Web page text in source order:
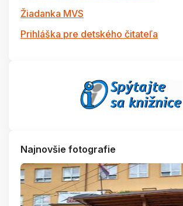
Žiadanka MVS
Prihláška pre detského čitateľa
Najnovšie fotografie